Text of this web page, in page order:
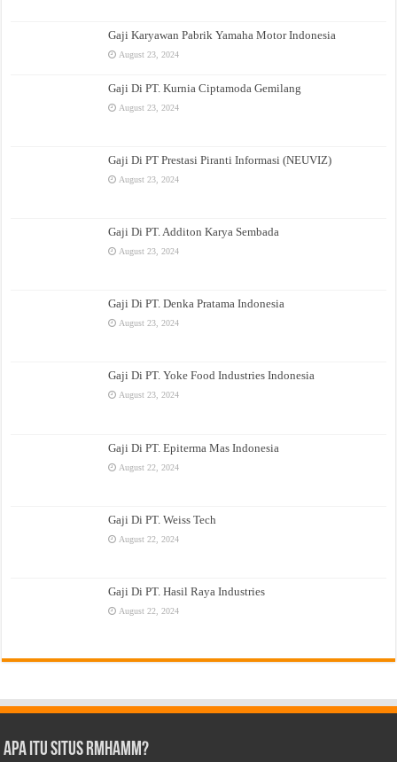
Gaji Karyawan Pabrik Yamaha Motor Indonesia
August 23, 2024
Gaji Di PT. Kurnia Ciptamoda Gemilang
August 23, 2024
Gaji Di PT Prestasi Piranti Informasi (NEUVIZ)
August 23, 2024
Gaji Di PT. Additon Karya Sembada
August 23, 2024
Gaji Di PT. Denka Pratama Indonesia
August 23, 2024
Gaji Di PT. Yoke Food Industries Indonesia
August 23, 2024
Gaji Di PT. Epiterma Mas Indonesia
August 22, 2024
Gaji Di PT. Weiss Tech
August 22, 2024
Gaji Di PT. Hasil Raya Industries
August 22, 2024
Apa Itu Situs Rmhamm?